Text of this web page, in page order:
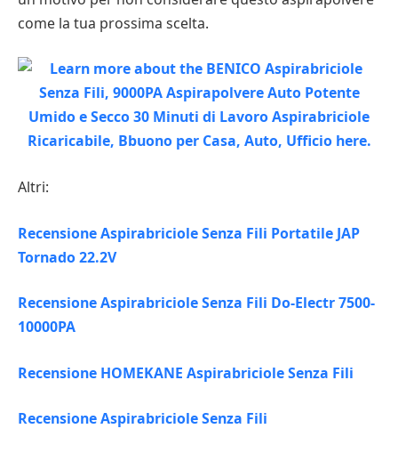
come la tua prossima scelta.
Altri:
Recensione Aspirabriciole Senza Fili Portatile JAP
Tornado 22.2V
Recensione Aspirabriciole Senza Fili Do-Electr 7500-
10000PA
Recensione HOMEKANE Aspirabriciole Senza Fili
Recensione Aspirabriciole Senza Fili